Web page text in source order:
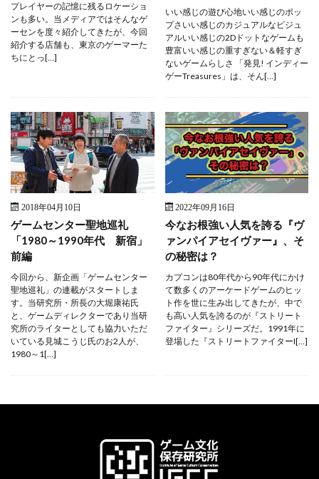
プレイヤーの記憶に残るロケーショ
ンも多い。当メディアではそんなゲ
ーセンを度々紹介してきたが、今回
紹介する店舗も、東京のゲーマーた
ちにとっ[…]
いい感じの遊び心地いい感じのポッ
プさいい感じのカジュアルなビジュ
アルいい感じの2Dドットなゲームも
豊富いい感じの重すぎない＆軽すぎ
ないゲームらしさ 「発見! インディー
ゲーTreasures」は、そん[…]
2018年04月10日
ゲームセンター聖地巡礼
「1980～1990年代 新宿」
前編
今回から、新企画「ゲームセンター
聖地巡礼」の連載がスタートしま
す。当研究所・所長の大堀康祐氏
と、ゲームディレクターであり当研
究所のライターとしても協力いただ
いている見城こうじ氏のお2人が、
1980～1[…]
2022年09月16日
今なお根強い人気を誇る『ヴ
ァンパイアセイヴァー』、そ
の秘密は？
カプコンは80年代から90年代にかけ
て数多くのアーケードゲームのヒッ
ト作を世に生み出してきたが、中で
も高い人気を誇るのが『ストリート
ファイター』シリーズだ。1991年に
登場した『ストリートファイターI[…]